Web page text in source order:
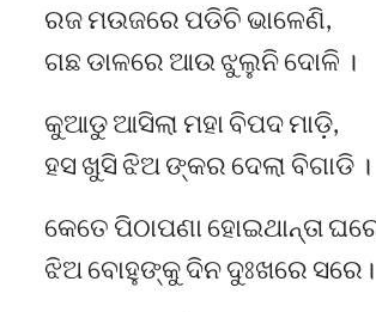
ରଜ ମଉଜରେ ପଡିଚି ଭାଳେଣି,
ଗଛ ଡାଳରେ ଆଉ ଝୁଲୁନି ଦୋଳି ।
କୁଆଡୁ ଆସିଲା ମହା ବିପଦ ମାଡ଼ି,
ହସ ଖୁସି ଝିଅ ଙ୍କର ଦେଲା ବିଗାଡି ।
କେତେ ପିଠାପଣା ହୋଇଥାନ୍ତା
ଝିଅ ବୋହୁଙ୍କୁ ଦିନ ଦୁଃଖରେ ସରେ।